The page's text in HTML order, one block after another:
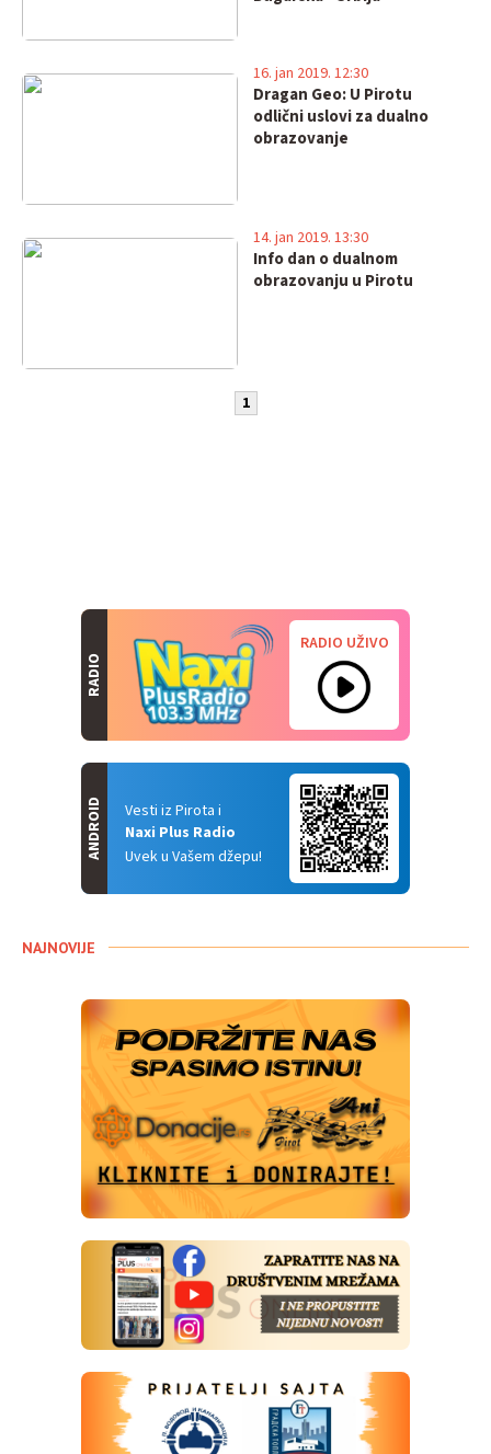
Dragan Geo: U Pirotu
odlični uslovi za dualno
obrazovanje
16. jan 2019. 12:30
Info dan o dualnom
obrazovanju u Pirotu
14. jan 2019. 13:30
1
RADIO
RADIO UŽIVO
Vesti iz Pirota i
Naxi Plus Radio
Uvek u Vašem džepu!
ANDROID
NAJNOVIJE